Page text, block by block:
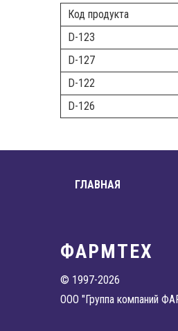
Код
D-123
D-127
D-122
D-126
ГЛАВНАЯ
ФАРМТЕХ
© 1997-2026
ООО "Группа компаний